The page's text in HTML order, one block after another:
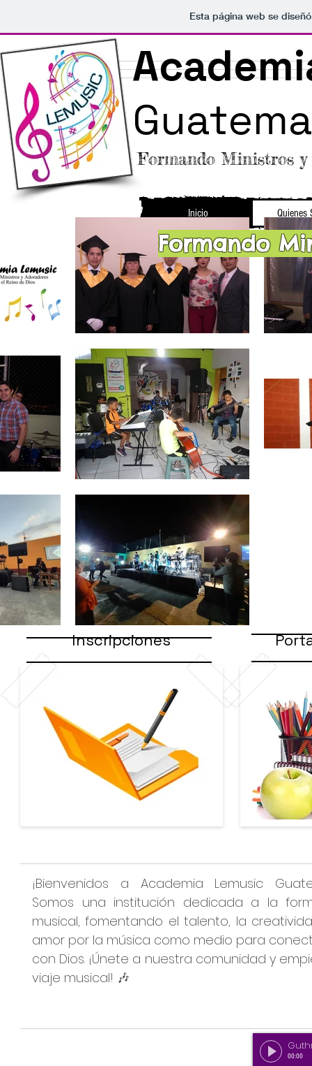
Esta página web se
Formando Ministros
Inicio Quienes
Formando
¡Bienvenidos a Academia Lemusic
Somos una institución dedicada a la
musical, fomentando el talento, la
amor por la música como medio para
con Dios. ¡Únete a nuestra comunidad y
viaje musical! 🎶
Inscripciones
00:00